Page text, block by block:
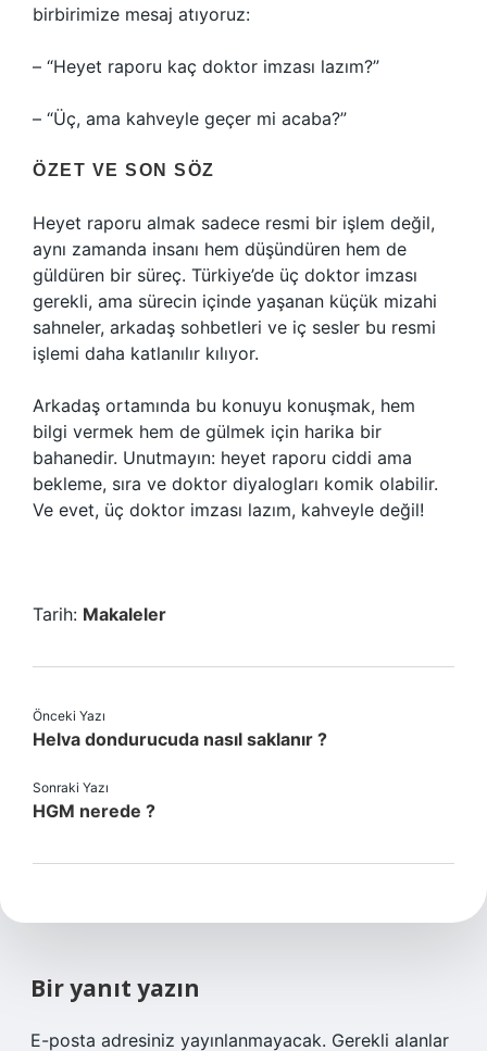
birbirimize mesaj atıyoruz:
– “Heyet raporu kaç doktor imzası lazım?”
– “Üç, ama kahveyle geçer mi acaba?”
ÖZET VE SON SÖZ
Heyet raporu almak sadece resmi bir işlem değil,
aynı zamanda insanı hem düşündüren hem de
güldüren bir süreç. Türkiye’de üç doktor imzası
gerekli, ama sürecin içinde yaşanan küçük mizahi
sahneler, arkadaş sohbetleri ve iç sesler bu resmi
işlemi daha katlanılır kılıyor.
Arkadaş ortamında bu konuyu konuşmak, hem
bilgi vermek hem de gülmek için harika bir
bahanedir. Unutmayın: heyet raporu ciddi ama
bekleme, sıra ve doktor diyalogları komik olabilir.
Ve evet, üç doktor imzası lazım, kahveyle değil!
Tarih: Makaleler
Önceki Yazı
Helva dondurucuda nasıl saklanır ?
Sonraki Yazı
HGM nerede ?
Bir yanıt yazın
E-posta adresiniz yayınlanmayacak. Gerekli alanlar